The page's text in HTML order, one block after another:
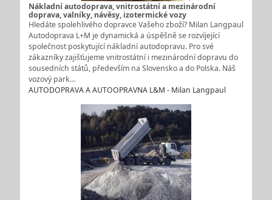
Nákladní autodoprava, vnitrostátní a mezinárodní
doprava, valníky, návěsy, izotermické vozy
Hledáte spolehlivého dopravce Vašeho zboží? Milan Langpaul
Autodoprava L+M je dynamická a úspěšně se rozvíjející
společnost poskytující nákladní autodopravu. Pro své
zákazníky zajišťujeme vnitrostátní i mezinárodní dopravu do
sousedních států, především na Slovensko a do Polska. Náš
vozový park…
AUTODOPRAVA A AUTOOPRAVNA L&M - Milan Langpaul